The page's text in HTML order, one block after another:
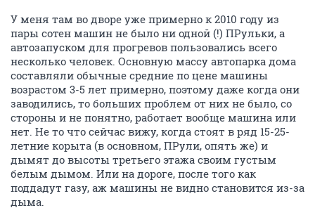
У меня там во дворе уже примерно к 2010 году из
пары сотен машин не было ни одной (!) ПРульки, а
автозапуском для прогревов пользовались всего
несколько человек. Основную массу автопарка дома
составляли обычные средние по цене машины
возрастом 3-5 лет примерно, поэтому даже когда они
заводились, то больших проблем от них не было, со
стороны и не понятно, работает вообще машина или
нет. Не то что сейчас вижу, когда стоят в ряд 15-25-
летние корыта (в основном, ПРули, опять же) и
дымят до высоты третьего этажа своим густым
белым дымом. Или на дороге, после того как
поддадут газу, аж машины не видно становится из-за
дыма.